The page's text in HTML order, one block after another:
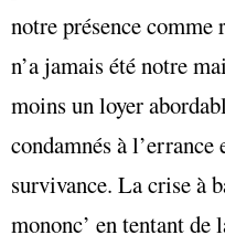
notre présence
n’a jamais été notre
moins un loyer
condamnés à
survivance. La crise à
mononc’ en tentant de